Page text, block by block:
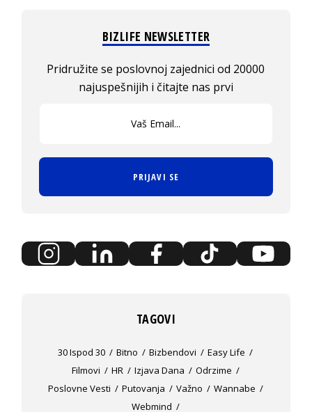
BIZLIFE NEWSLETTER
Pridružite se poslovnoj zajednici od 20000
najuspešnijih i čitajte nas prvi
PRIJAVI SE
TAGOVI
30 Ispod 30 Bitno Bizbendovi
Easy Life
Filmovi
HR Izjava Dana
Odrzime
Poslovne Vesti
Putovanja Važno
Wannabe
Webmind